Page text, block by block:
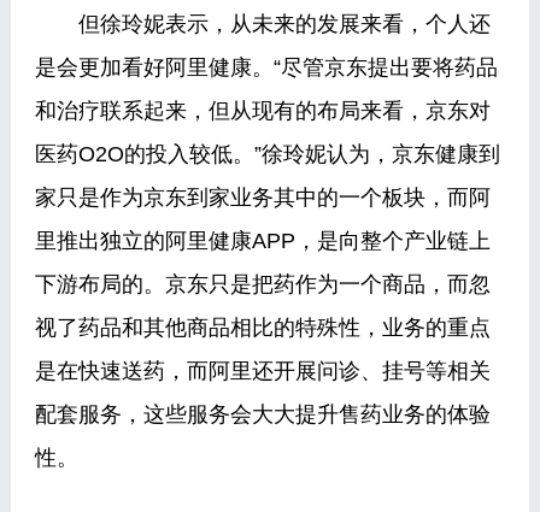
但徐玲妮表示，从未来的发展来看，个人还
是会更加看好阿里健康。“尽管京东提出要将药品
和治疗联系起来，但从现有的布局来看，京东对
医药O2O的投入较低。”徐玲妮认为，京东健康到
家只是作为京东到家业务其中的一个板块，而阿
里推出独立的阿里健康APP，是向整个产业链上
下游布局的。京东只是把药作为一个商品，而忽
视了药品和其他商品相比的特殊性，业务的重点
是在快速送药，而阿里还开展问诊、挂号等相关
配套服务，这些服务会大大提升售药业务的体验
性。